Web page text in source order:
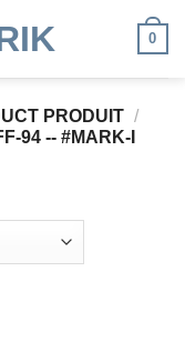
0
PRODUIT /
94 -- #MARK-I